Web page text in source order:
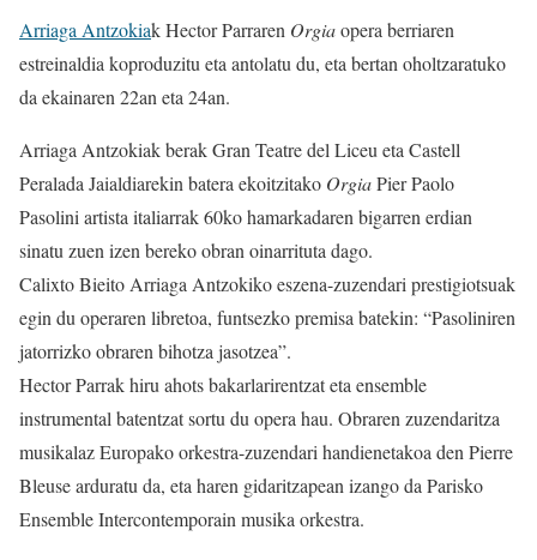
Arriaga Antzokiak Hector Parraren Orgiaopera berriaren
estreinaldia koproduzitu eta antolatu du, eta bertan oholtzaratuko
da ekainaren 22an eta 24an.
Arriaga Antzokiak berak Gran Teatre del Liceu eta Castell
Peralada Jaialdiarekin batera ekoitzitako OrgiaPier Paolo
Pasolini artista italiarrak 60ko hamarkadaren bigarren erdian
sinatu zuen izen bereko obran oinarrituta dago.
Calixto Bieito Arriaga Antzokiko eszena-zuzendari prestigiotsuak
egin du operaren libretoa, funtsezko premisa batekin: “Pasoliniren
jatorrizko obraren bihotza jasotzea”.
Hector Parrak hiru ahots bakarlarirentzat eta ensemble
instrumental batentzat sortu du opera hau. Obraren zuzendaritza
musikalaz Europako orkestra-zuzendari handienetakoa den Pierre
Bleuse arduratu da, eta haren gidaritzapean izango da Parisko
Ensemble Intercontemporain musika orkestra.